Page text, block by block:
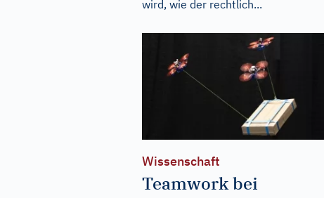
wird, wie der rechtlich...
Wissenschaft
Teamwork bei